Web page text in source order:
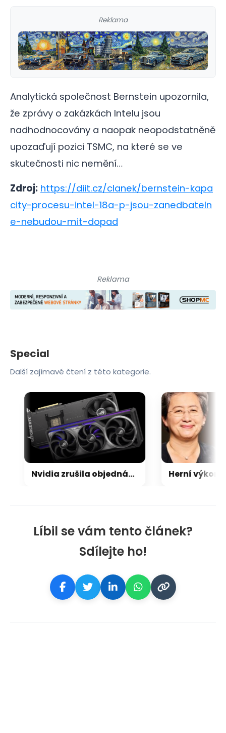
Reklama
Analytická společnost Bernstein upozornila,
že zprávy o zakázkách Intelu jsou
nadhodnocovány a naopak neopodstatněně
upozaďují pozici TSMC, na které se ve
skutečnosti nic nemění…
Zdroj: https://diit.cz/clanek/bernstein-kapa
city-procesu-intel-18a-p-jsou-zanedbateln
e-nebudou-mit-dopad
Líbil se vám tento článek?
Sdílejte ho!
Reklama
Special
Další zajímavé čtení z této kategorie.
Nvidia zrušila objednávku GeForce RTX 5090 za $4600, Asus ji prý dodá za $5200